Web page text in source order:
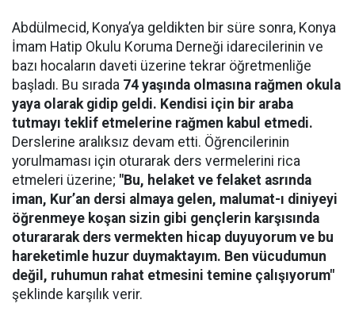
Abdülmecid, Konya’ya geldikten bir süre sonra, Konya
İmam Hatip Okulu Koruma Derneği idarecilerinin ve
bazı hocaların daveti üzerine tekrar öğretmenliğe
başladı. Bu sırada 74 yaşında olmasına rağmen okula
yaya olarak gidip geldi. Kendisi için bir araba
tutmayı teklif etmelerine rağmen kabul etmedi.
Derslerine aralıksız devam etti. Öğrencilerinin
yorulmaması için oturarak ders vermelerini rica
etmeleri üzerine; "Bu, helaket ve felaket asrında
iman, Kur’an dersi almaya gelen, malumat-ı diniyeyi
öğrenmeye koşan sizin gibi gençlerin karşısında
oturararak ders vermekten hicap duyuyorum ve bu
hareketimle huzur duymaktayım. Ben vücudumun
değil, ruhumun rahat etmesini temine çalışıyorum"
şeklinde karşılık verir.